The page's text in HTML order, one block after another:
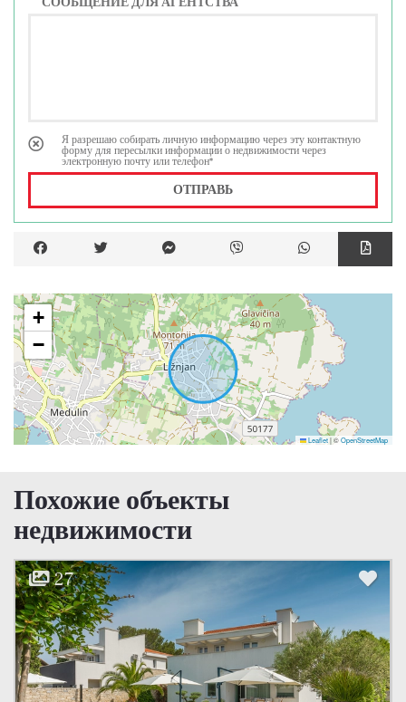
Я разрешаю собирать личную информацию через эту контактную
форму для пересылки информации о недвижимости через
электронную почту или телефон*
ОТПРАВЬ
+
−
Leaflet|©OpenStreetMap
Похожие объекты
недвижимости
17